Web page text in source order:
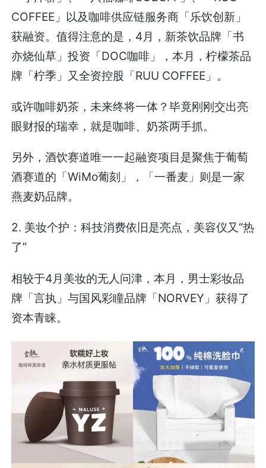
COFFEE」以及咖啡供应链服务商「乐饮创新」
获融资。值得注意的是，4月，新茶饮品牌「书
亦烧仙草」投资「DOC咖啡」，本月，柠檬茶品
牌「柠季」又全资控股「RUU COFFEE」。
或许咖啡奶茶，未来终将一体？毕竟刚刚交出亮
眼财报的瑞幸，就是咖啡、奶茶两手抓。
另外，酒饮赛道唯一一起融资项目是聚焦于葡萄
酒赛道的「WiMo葡刻」，「一番麦」则是一家
燕麦奶品牌。
2. 美妆个护：科技消费依旧是亮点，美容仪又“热
了”
相较于4月美妆的无人问津，本月，男士彩妆品
牌「言执」与国风彩瞳品牌「NORVEY」获得了
资本青睐。